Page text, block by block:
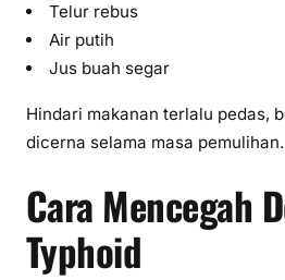
Telur rebus
Air putih
Jus buah segar
Hindari makanan terlalu pedas,
dicerna selama masa pemulihan.
Cara Mencegah
Typhoid